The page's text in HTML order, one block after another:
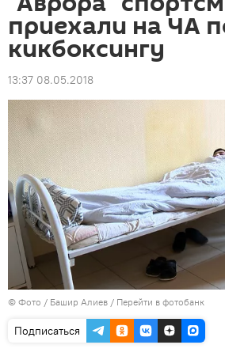
приехали на ЧА
кикбоксингу
13:37 08.05.2018
© Фото / Башир Алиев / Перейти в фотобанк
Подписаться